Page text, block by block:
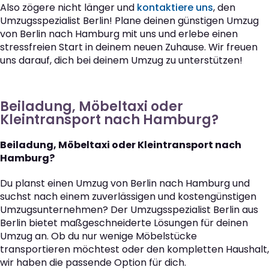
Also zögere nicht länger und kontaktiere uns, den
Umzugsspezialist Berlin! Plane deinen günstigen Umzug
von Berlin nach Hamburg mit uns und erlebe einen
stressfreien Start in deinem neuen Zuhause. Wir freuen
uns darauf, dich bei deinem Umzug zu unterstützen!
Beiladung, Möbeltaxi oder
Kleintransport nach Hamburg?
Beiladung, Möbeltaxi oder Kleintransport nach
Hamburg?
Du planst einen Umzug von Berlin nach Hamburg und
suchst nach einem zuverlässigen und kostengünstigen
Umzugsunternehmen? Der Umzugsspezialist Berlin aus
Berlin bietet maßgeschneiderte Lösungen für deinen
Umzug an. Ob du nur wenige Möbelstücke
transportieren möchtest oder den kompletten Haushalt,
wir haben die passende Option für dich.